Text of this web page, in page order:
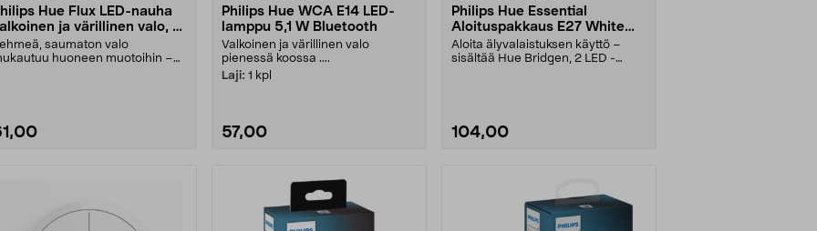
Hue Flux LED-nauha
ja värillinen valo, 3
saumaton valo
huoneen muotoihin –
Philips Hue WCA E14 LED-
lamppu 5,1 W Bluetooth
Valkoinen ja värillinen valo
pienessä koossa ....
Laji: 1 kpl
57,00
Philips Hue Essential
Aloituspakkaus E27 White
and Colour Ambiance
Aloita älyvalaistuksen käyttö –
sisältää Hue Bridgen, 2 LED -
104,00